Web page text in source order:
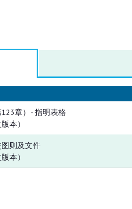
章）- 指明表格
本）
则及文件
本）